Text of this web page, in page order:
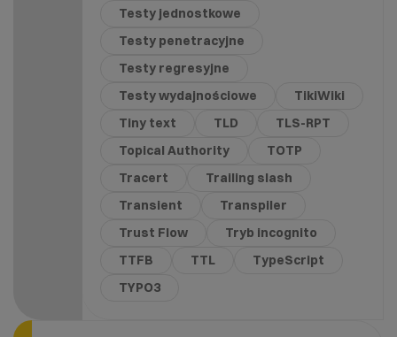
Testy jednostkowe
Testy penetracyjne
Testy regresyjne
Testy wydajnościowe
TikiWiki
Tiny text
TLD
TLS-RPT
Topical Authority
TOTP
Tracert
Trailing slash
Transient
Transpiler
Trust Flow
Tryb incognito
TTFB
TTL
TypeScript
TYPO3